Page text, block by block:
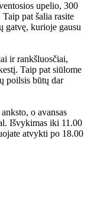
upelio, 300
pat šalia rasite
gatvę, kurioje gausu
ir rankšluosčiai,
Taip pat siūlome
poilsis būtų dar
o avansas
Išvykimas iki 11.00
atvykti po 18.00